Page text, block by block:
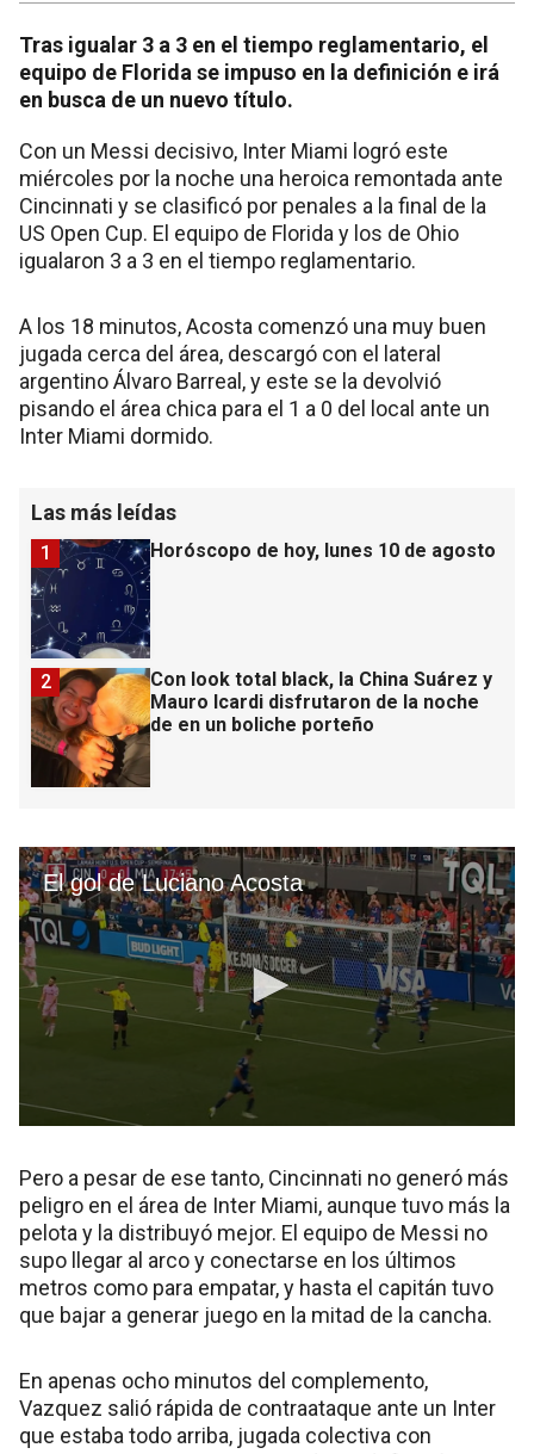
Tras igualar 3 a 3 en el tiempo reglamentario, el
equipo de Florida se impuso en la definición e irá
en busca de un nuevo título.
Con un Messi decisivo, Inter Miami logró este
miércoles por la noche una heroica remontada ante
Cincinnati y se clasificó por penales a la final de la
US Open Cup. El equipo de Florida y los de Ohio
igualaron 3 a 3 en el tiempo reglamentario.
A los 18 minutos, Acosta comenzó una muy buen
jugada cerca del área, descargó con el lateral
argentino Álvaro Barreal, y este se la devolvió
pisando el área chica para el 1 a 0 del local ante un
Inter Miami dormido.
Las más leídas
Horóscopo de hoy, lunes 10 de agosto
1
Con look total black, la China Suárez y
Mauro Icardi disfrutaron de la noche
de en un boliche porteño
2
Pero a pesar de ese tanto, Cincinnati no generó más
peligro en el área de Inter Miami, aunque tuvo más la
pelota y la distribuyó mejor. El equipo de Messi no
supo llegar al arco y conectarse en los últimos
metros como para empatar, y hasta el capitán tuvo
que bajar a generar juego en la mitad de la cancha.
En apenas ocho minutos del complemento,
Vazquez salió rápida de contraataque ante un Inter
que estaba todo arriba, jugada colectiva con